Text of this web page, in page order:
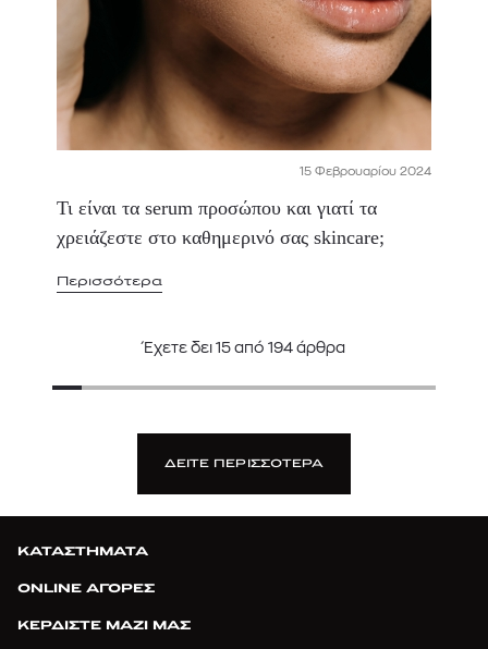
15 Φεβρουαρίου 2024
Τι είναι τα serum προσώπου και γιατί τα
χρειάζεστε στο καθημερινό σας skincare;
Περισσότερα
Έχετε δει 15από 194άρθρα
ΔΕΙΤΕ ΠΕΡΙΣΣΟΤΕΡΑ
ΚΑΤΑΣΤΗΜΑΤΑ
ONLINE ΑΓΟΡΕΣ
ΚΕΡΔΙΣΤΕ ΜΑΖΙ ΜΑΣ